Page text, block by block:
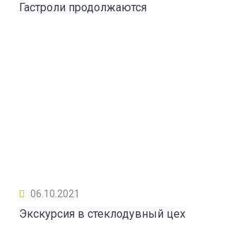
Гастроли продолжаются
06.10.2021
Экскурсия в стеклодувный цех